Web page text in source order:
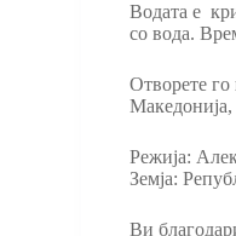
Водата е
со вода.
Отворете
Македонија,
Режија:
Земја:
Ви